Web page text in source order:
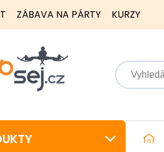
ZÁBAVA NA PÁRTY KURZY